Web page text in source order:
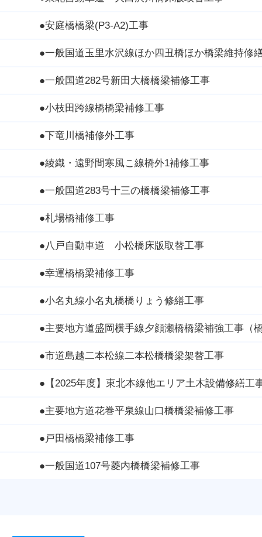
●安庭橋橋梁(P3-A2)工事
●一般国道玉里水沢線ほか四丑橋ほか橋梁維持修
●一般国道282号新田大橋橋梁補修工事
●小枝田跨線橋橋梁補修工事
●下竜川橋補修外工事
●綾織・遠野間寒風こ線橋外1補修工事
●一般国道283号十三の橋橋梁補修工事
●札場橋補修工事
●八戸自動車道 小松橋床版取替工事
●幸運橋橋梁補修工事
●小名丸線小名丸橋橋りょう修繕工事
●主要地方道盛岡横手線夕顔瀬橋橋梁補
●市道島越二本松線二本松橋橋梁架替工事
●【2025年度】東北本線他エリア土木設備修繕工
●主要地方道花巻平泉線山口橋橋梁補修工事
●戸田橋橋梁補修工事
●一般国道107号菱内橋橋梁補修工事